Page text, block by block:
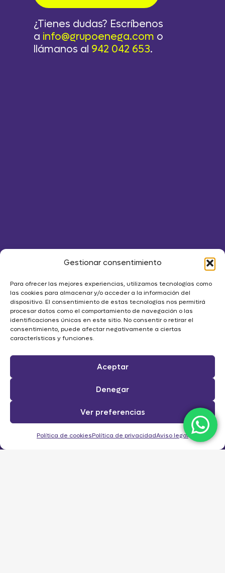
Gestionar consentimiento
Para ofrecer las mejores experiencias, utilizamos tecnologías como
las cookies para almacenar y/o acceder a la información del
dispositivo. El consentimiento de estas tecnologías nos permitirá
procesar datos como el comportamiento de navegación o las
identificaciones únicas en este sitio. No consentir o retirar el
consentimiento, puede afectar negativamente a ciertas
características y funciones.
Aceptar
Denegar
Ver preferencias
Política de cookiesPolítica de privacidadAviso legal
¿Tienes dudas? Escríbenos
a info@grupoenega.com o
llámanos al 942 042 653.